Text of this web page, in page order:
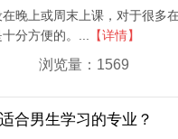
晚上或周末上课，对于很多
分方便的。...
【详情】
浏览量：1569
合男生学习的专业？